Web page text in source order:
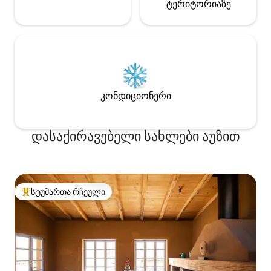
ტერიტორიაზე
კონდიციონერი
დასაქირავებელი სახლები აუზით
სტუმართა რჩეული მოწინავე ვარიანტი
სტუმართა რჩეული